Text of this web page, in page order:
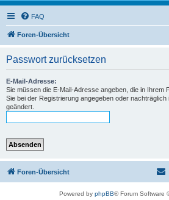
FAQ
Foren-Übersicht
Passwort zurücksetzen
E-Mail-Adresse:
Sie müssen die E-Mail-Adresse angeben, die in Ihrem
Sie bei der Registrierung angegeben oder
geändert.
Foren-Übersicht
Powered by phpBB® Forum Software